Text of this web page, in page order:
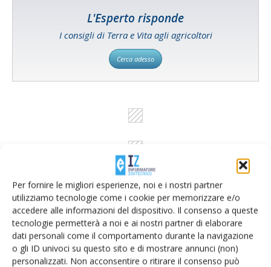
Per fornire le migliori esperienze, noi e i nostri partner
utilizziamo tecnologie come i cookie per memorizzare e/o
accedere alle informazioni del dispositivo. Il consenso a queste
tecnologie permetterà a noi e ai nostri partner di elaborare
dati personali come il comportamento durante la navigazione
o gli ID univoci su questo sito e di mostrare annunci (non)
personalizzati. Non acconsentire o ritirare il consenso può
L'Esperto risponde
I consigli di Terra e Vita agli agricoltori
Cerca adesso
Rimani aggiornato sul mondo
dell’agricoltura